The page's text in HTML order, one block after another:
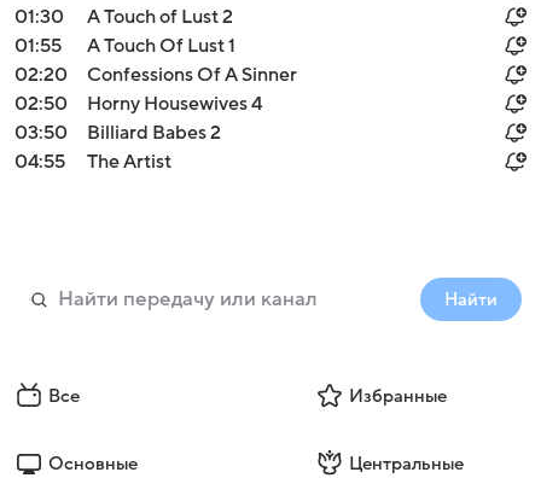
01:30
A Touch of Lust 2
01:55
A Touch Of Lust 1
02:20
Confessions Of A Sinner
02:50
Horny Housewives 4
03:50
Billiard Babes 2
04:55
The Artist
Найти
Все Избранные
Основные Центральные